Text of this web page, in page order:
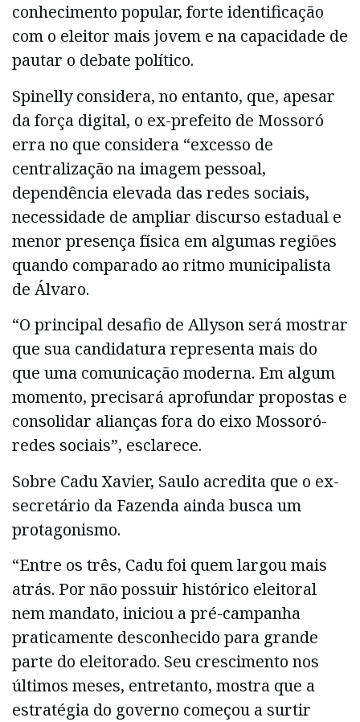
conhecimento popular, forte identificação
com o eleitor mais jovem e na capacidade de
pautar o debate político.
Spinelly considera, no entanto, que, apesar
da força digital, o ex-prefeito de Mossoró
erra no que considera “excesso de
centralização na imagem pessoal,
dependência elevada das redes sociais,
necessidade de ampliar discurso estadual e
menor presença física em algumas regiões
quando comparado ao ritmo municipalista
de Álvaro.
“O principal desafio de Allyson será mostrar
que sua candidatura representa mais do
que uma comunicação moderna. Em algum
momento, precisará aprofundar propostas e
consolidar alianças fora do eixo Mossoró-
redes sociais”, esclarece.
Sobre Cadu Xavier, Saulo acredita que o ex-
secretário da Fazenda ainda busca um
protagonismo.
“Entre os três, Cadu foi quem largou mais
atrás. Por não possuir histórico eleitoral
nem mandato, iniciou a pré-campanha
praticamente desconhecido para grande
parte do eleitorado. Seu crescimento nos
últimos meses, entretanto, mostra que a
estratégia do governo começou a surtir